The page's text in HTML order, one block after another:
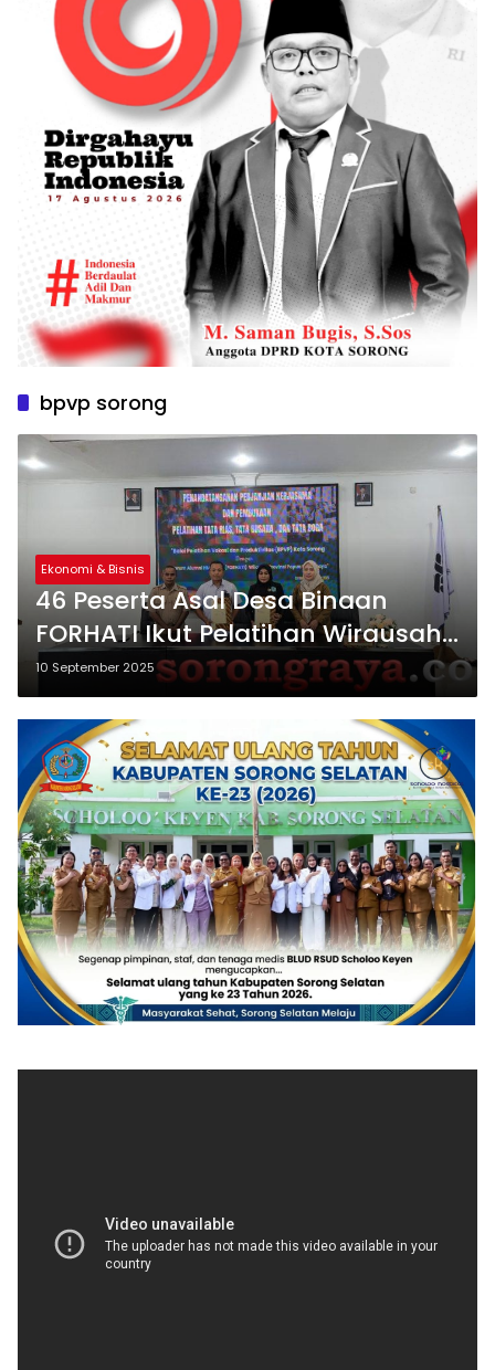
bpvp sorong
Ekonomi & Bisnis
46 Peserta Asal Desa Binaan
FORHATI Ikut Pelatihan Wirausaha
di BPVP Sorong
10 September 2025